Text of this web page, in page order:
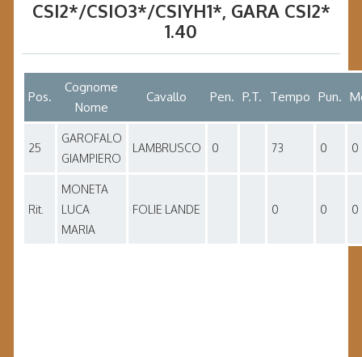
CSI2*/CSIO3*/CSIYH1*, GARA CSI2*
1.40
Pos.
Cognome
Nome
Cavallo Pen. P.T. Tempo Pun.
25
GAROFALO
GIAMPIERO
LAMBRUSCO 0 73 0 0
Rit.
MONETA
LUCA
MARIA
FOLIE LANDE 0 0 0